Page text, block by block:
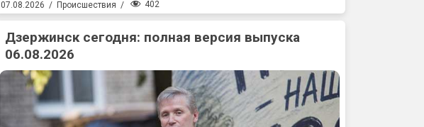
07.08.2026 / Происшествия / 402
Дзержинск сегодня: полная версия выпуска
06.08.2026